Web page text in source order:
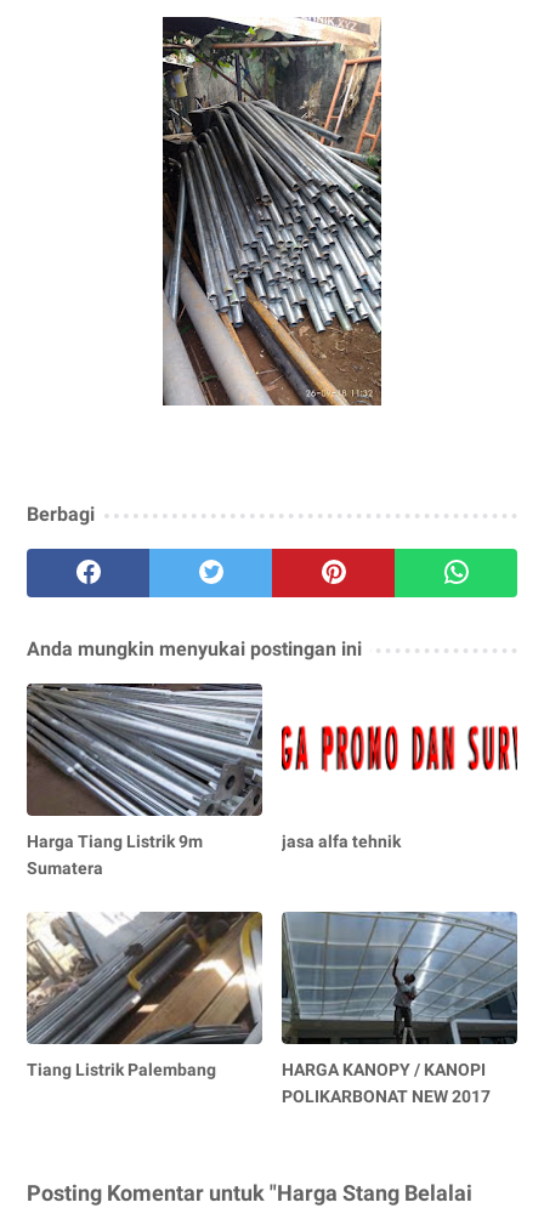
Berbagi
Anda mungkin menyukai postingan ini
Harga Tiang Listrik 9m
Sumatera
jasa alfa tehnik
Tiang Listrik Palembang
HARGA KANOPY / KANOPI
POLIKARBONAT NEW 2017
Posting Komentar untuk "Harga Stang Belalai